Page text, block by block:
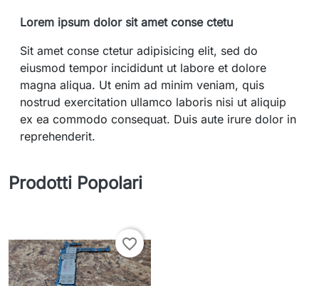
Lorem ipsum dolor sit amet conse ctetu
Sit amet conse ctetur adipisicing elit, sed do
eiusmod tempor incididunt ut labore et dolore
magna aliqua. Ut enim ad minim veniam, quis
nostrud exercitation ullamco laboris nisi ut aliquip
ex ea commodo consequat. Duis aute irure dolor in
reprehenderit.
Prodotti Popolari
favorite_border